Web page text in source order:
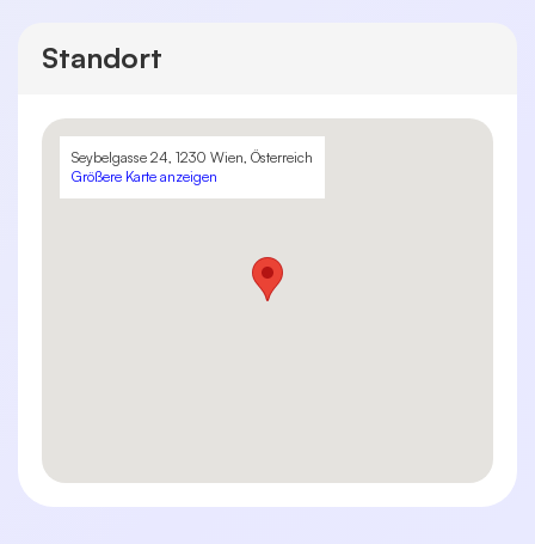
Standort
Seybelgasse 24, 1230 Wien, Österreich
Größere Karte anzeigen